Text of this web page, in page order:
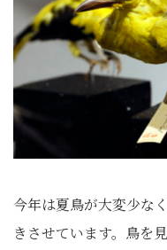
今年は夏鳥が大変少な
きさせています。鳥を